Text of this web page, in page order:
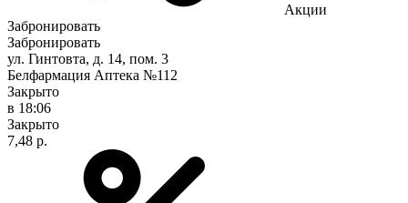
Акции
Забронировать
Забронировать
ул. Гинтовта, д. 14, пом. 3
Белфармация Аптека №112
Закрыто
в 18:06
Закрыто
7,48 р.